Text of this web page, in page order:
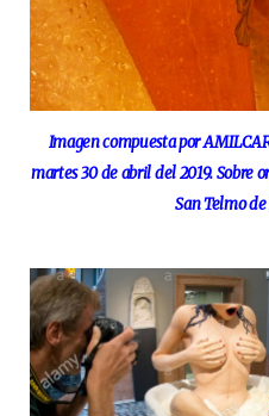
Imagen compuesta por
martes 30 de abril del 2019. Sobre
San Telmo